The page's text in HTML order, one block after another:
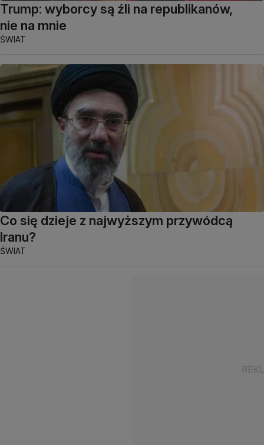
Trump: wyborcy są źli na republikanów,
nie na mnie
ŚWIAT
Co się dzieje z najwyższym przywódcą
Iranu?
ŚWIAT